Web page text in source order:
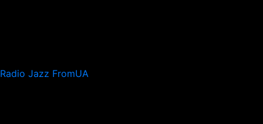
Radio Jazz FromUA